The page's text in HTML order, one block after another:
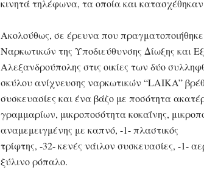
κινητά τηλέφωνα, τα οποία και
Ακολούθως, σε έρευνα που
Ναρκωτικών της Υποδιεύθυνσης Δίωξης και
Αλεξανδρούπολης στις οικίες των δύο
σκύλου ανίχνευσης ναρκωτικών “LAIKA”
συσκευασίες και ένα βάζο με ποσότητα
γραμμαρίων, μικροποσότητα κοκαΐνης,
αναμεμειγμένης με καπνό, -1- πλαστικός
τρίφτης, -32- κενές νάιλον συσκευασίες, -1-
ξύλινο ρόπαλο.